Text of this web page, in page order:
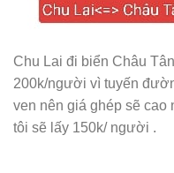
Chu Lai đi biển Châu
200k/người vì tuyến
ven nên giá ghép sẽ cao
tôi sẽ lấy 150k/ người .